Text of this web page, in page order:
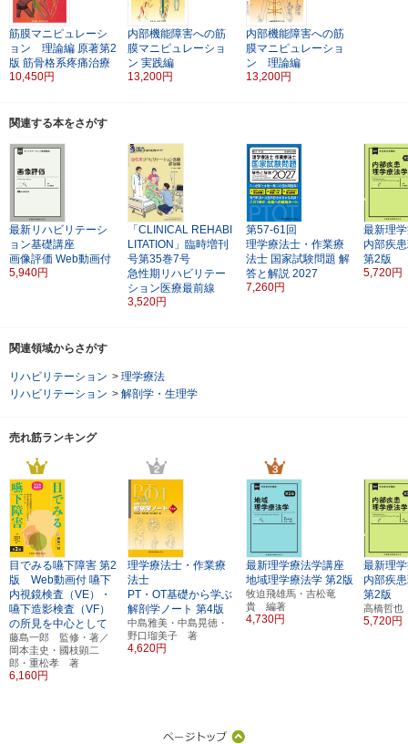
筋膜マニピュレーシ
ョン 理論編 原著第2
版 筋骨格系疼痛治療
10,450円
内部機能障害への筋
膜マニピュレーショ
ン 実践編
13,200円
内部機能障害への筋
膜マニピュレーショ
ン 理論編
13,200円
関連する本をさがす
最新リハビリテーシ
ョン基礎講座
画像評価 Web動画付
5,940円
「CLINICAL REHABI
LITATION」臨時増刊
号第35巻7号
急性期リハビリテー
ション医療最前線
3,520円
第57-61回
理学療法士・作業療
法士 国家試験問題 解
答と解説 2027
7,260円
最新理
内部疾
第2版
5,720円
関連領域からさがす
リハビリテーション > 理学療法
リハビリテーション > 解剖学・生理学
売れ筋ランキング
目でみる嚥下障害 第2
版 Web動画付 嚥下
内視鏡検査（VE）・
嚥下造影検査（VF）
の所見を中心として
藤島一郎 監修・著／
岡本圭史・國枝顕二
郎・重松孝 著
6,160円
理学療法士・作業療
法士
PT・OT基礎から学ぶ
解剖学ノート 第4版
中島雅美・中島晃徳・
野口瑠美子 著
4,620円
最新理学療法学講座
地域理学療法学 第2版
牧迫飛雄馬・吉松竜
貴 編著
4,730円
最新理
内部疾
第2版
高橋哲
5,720円